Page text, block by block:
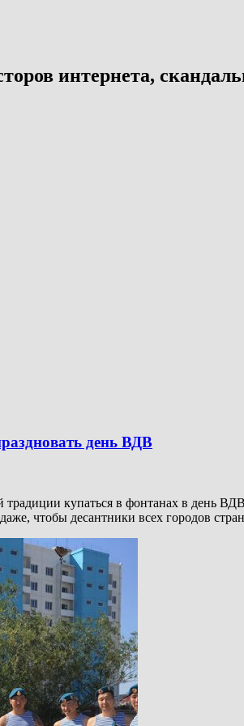
интернета,
день ВДВ
купаться в фонтанах в день
чтобы десантники всех городов